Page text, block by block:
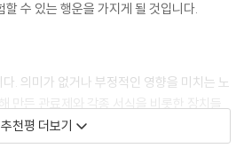
본 기능 살펴보기
를 나의 앱에 그대로 가져오기
오류 해결하기
포 문제를 해결해요
춘 쿠키 앱 만들기
로 구성되어 있고 완성 파일을 제공하여 누
다 보고 나면 '이 반복 작업 한 번에 처리할
게 하면 되겠구나!' 떠올리는 스스로를 만날
를 자동화해 시간을 절약하고, 정말 필요한
수 있는 행운을 가지게 될 것입니다.
다. 의미가 없거나 부정적인 영향을 미치는 노
만든 관료제와 각종 서식을 비롯한 장치들
겪어보셨을 겁니다. 다행히 최근 생성형 AI
수 있게 되었고, 강력한 자동화 도구인 파이
추천평 더보기